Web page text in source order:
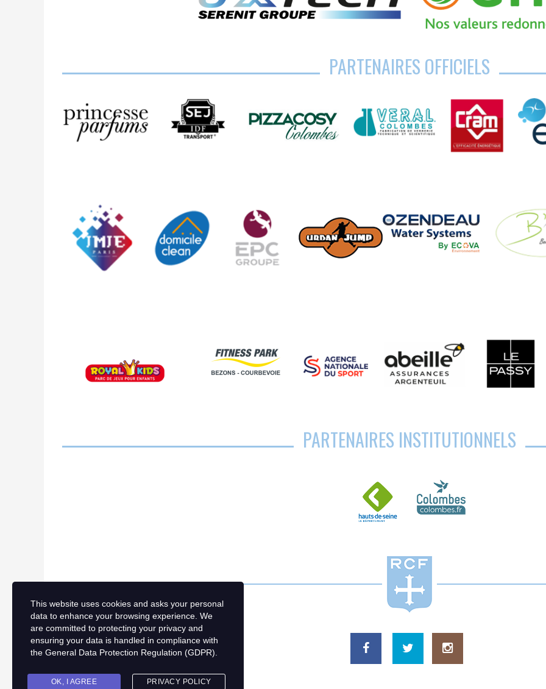
PARTENAIRES OFFICIELS
PARTENAIRES INSTITUTIONNELS
This website uses cookies and asks your personal
data to enhance your browsing experience. We
are committed to protecting your privacy and
ensuring your data is handled in compliance with
the General Data Protection Regulation (GDPR)
OK, I AGREE PRIVACY POLICY